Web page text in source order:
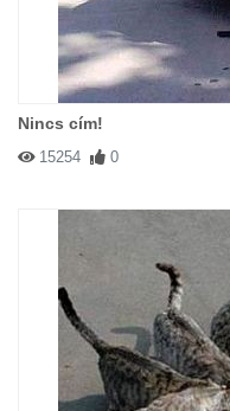
Nincs cím!
15254 0